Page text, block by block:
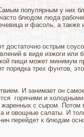
популярным у них
блюдом люда
и фасоль, а также
достаточно острым
в виде изжоги или
пищи может минимум
порядка трех фунтов,
И занимает он
горячими и
жаренных с сыром. Потом
и овощные салаты. И
перейдет к блюдам